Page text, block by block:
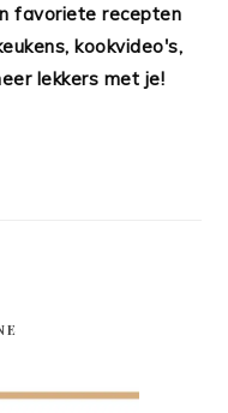
favoriete recepten
kookvideo's,
lekkers met je!